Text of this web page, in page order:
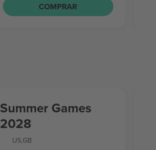
COMPRAR
Summer Games
2028
US,GB